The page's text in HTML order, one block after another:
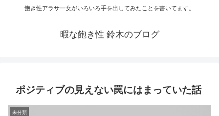
飽き性アラサー女がいろいろ手を出してみたことを書いてます。
暇な飽き性 鈴木のブログ
ポジティブの見えない罠にはまっていた話
未分類